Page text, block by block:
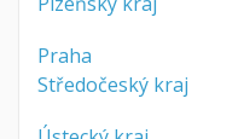
Praha
Středočeský kraj